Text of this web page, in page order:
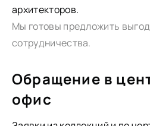
архитекторов.
Мы готовы предложить
сотрудничества.
Обращение в
офис